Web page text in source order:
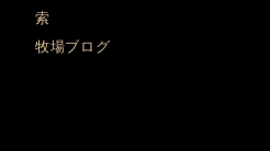
索
牧場ブログ